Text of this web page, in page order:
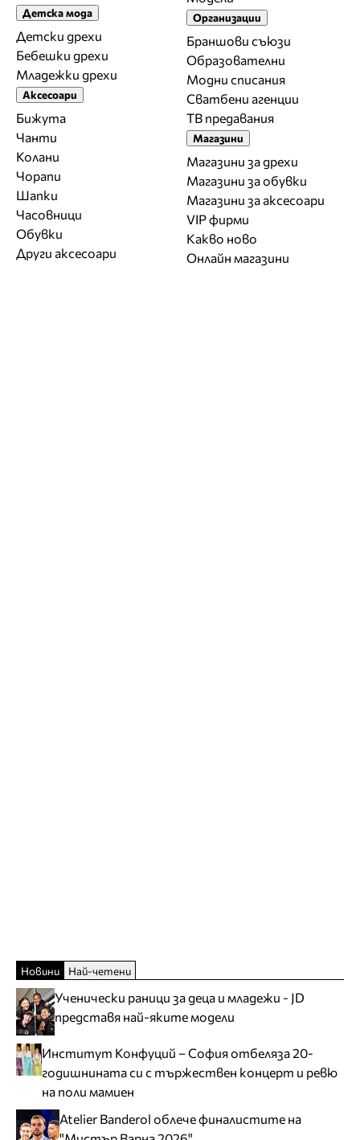
Детска мода
Детски дрехи
Бебешки дрехи
Младежки дрехи
Аксесоари
Бижута
Чанти
Колани
Чорапи
Шапки
Часовници
Обувки
Други аксесоари
Организации
Браншови съюзи
Образователни
Модни списания
Сватбени агенции
ТВ предавания
Магазини
Магазини за дрехи
Магазини за обувки
Магазини за aксесоари
VIP фирми
Какво ново
Онлайн магазини
Новини Най-четени
Ученически раници за деца и младежи - JD
представя най-яките модели
Институт Конфуций – София отбеляза 20-
годишнината си с тържествен концерт и ревю
на поли мамиен
Atelier Banderol облече финалистите на